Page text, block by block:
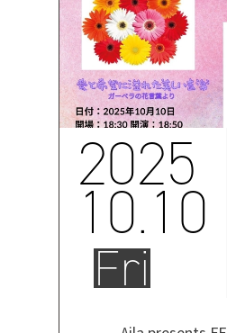
2025
10.10
Fri